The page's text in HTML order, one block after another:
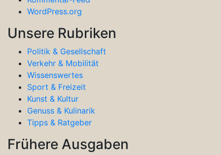
WordPress.org
Unsere Rubriken
Politik & Gesellschaft
Verkehr & Mobilität
Wissenswertes
Sport & Freizeit
Kunst & Kultur
Genuss & Kulinarik
Tipps & Ratgeber
Frühere Ausgaben